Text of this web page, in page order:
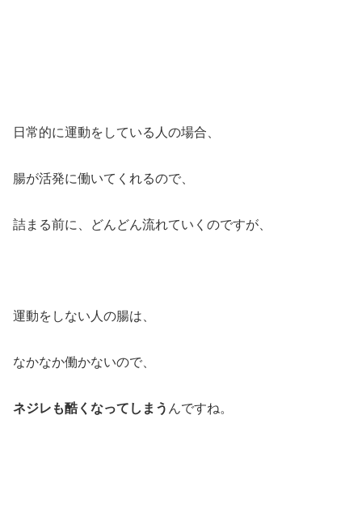
日常的に運動をしている人の場合、
腸が活発に働いてくれるので、
詰まる前に、どんどん流れていくのですが、
運動をしない人の腸は、
なかなか働かないので、
ネジレも酷くなってしまう んですね。